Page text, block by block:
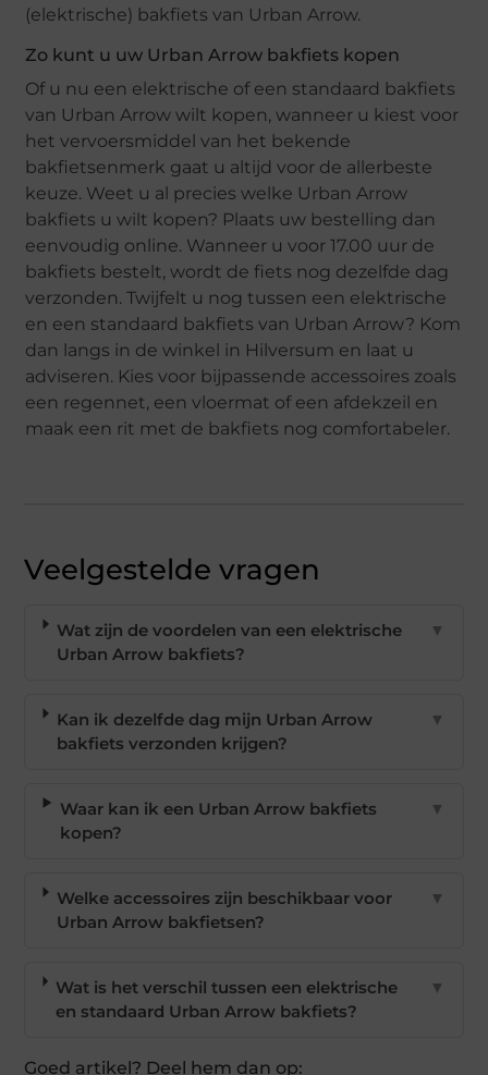
(elektrische) bakfiets van Urban Arrow.
Zo kunt u uw Urban Arrow bakfiets kopen
Of u nu een elektrische of een standaard bakfiets
van Urban Arrow wilt kopen, wanneer u kiest voor
het vervoersmiddel van het bekende
bakfietsenmerk gaat u altijd voor de allerbeste
keuze. Weet u al precies welke Urban Arrow
bakfiets u wilt kopen? Plaats uw bestelling dan
eenvoudig online. Wanneer u voor 17.00 uur de
bakfiets bestelt, wordt de fiets nog dezelfde dag
verzonden. Twijfelt u nog tussen een elektrische
en een standaard bakfiets van Urban Arrow? Kom
dan langs in de winkel in Hilversum en laat u
adviseren. Kies voor bijpassende accessoires zoals
een regennet, een vloermat of een afdekzeil en
maak een rit met de bakfiets nog comfortabeler.
Veelgestelde vragen
Wat zijn de voordelen van een elektrische
Urban Arrow bakfiets?
▼
Kan ik dezelfde dag mijn Urban Arrow
bakfiets verzonden krijgen?
▼
Waar kan ik een Urban Arrow bakfiets
kopen?
▼
Welke accessoires zijn beschikbaar voor
Urban Arrow bakfietsen?
▼
Wat is het verschil tussen een elektrische
en standaard Urban Arrow bakfiets?
▼
Goed artikel? Deel hem dan op: